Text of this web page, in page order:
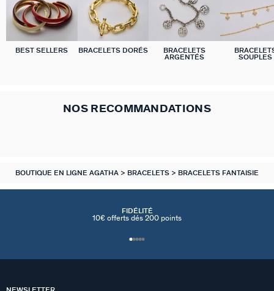
BEST SELLERS BRACELETS DORÉS
BRACELETS
ARGENTÉS
SOUPLES
NOS RECOMMANDATIONS
BOUTIQUE EN LIGNE AGATHA BRACELETS BRACELETS FANTAISIE
FIDÉLITÉ
10€ offerts dés 200 points